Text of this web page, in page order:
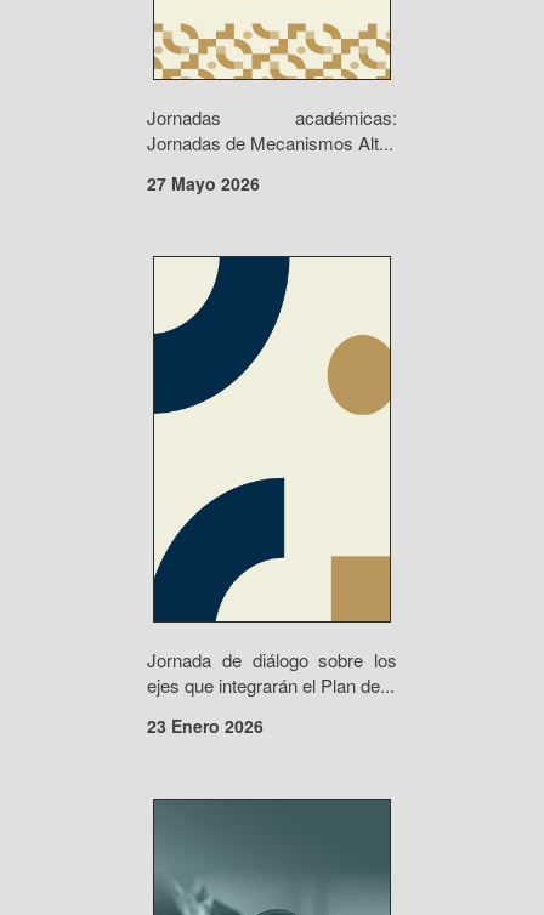
Jornadas académicas:
Jornadas de Mecanismos Alt...
27 Mayo 2026
Jornada de diálogo sobre los
ejes que integrarán el Plan de...
23 Enero 2026